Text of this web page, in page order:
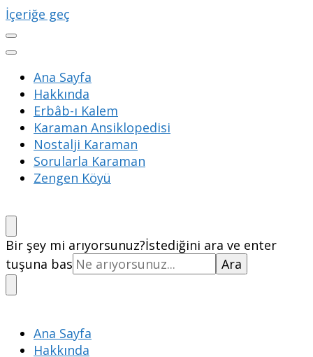
İçeriğe geç
Ana Sayfa
Hakkında
Erbâb-ı Kalem
Karaman Ansiklopedisi
Nostalji Karaman
Sorularla Karaman
Zengen Köyü
Bir şey mi arıyorsunuz?İstediğini ara ve enter
tuşuna bas
Ana Sayfa
Hakkında